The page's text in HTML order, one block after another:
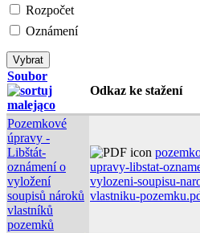
Rozpočet
Oznámení
Soubor
Odkaz ke stažení
Pozemkové
úpravy -
Libštát-
oznámení o
vyložení
soupisů nároků
vlastníků
pozemků
upravy-libstat-
vylozeni-soupisu-
vlastniku-